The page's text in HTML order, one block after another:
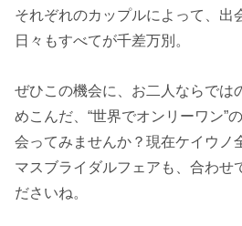
それぞれのカップルによって、出
日々もすべてが千差万別。
ぜひこの機会に、お二人ならでは
めこんだ、“世界でオンリーワン”
会ってみませんか？現在ケイウノ
マスブライダルフェアも、合わせ
ださいね。